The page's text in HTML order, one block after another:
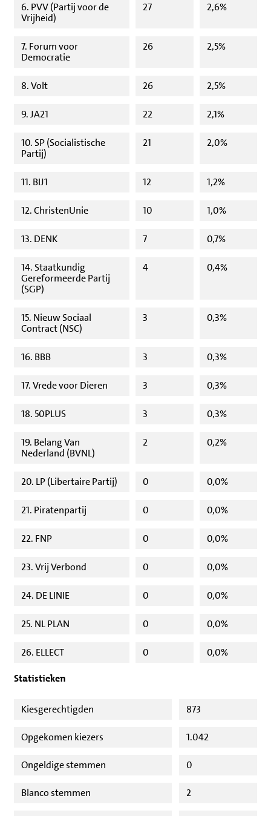
6. PVV (Partij voor de
Vrijheid)
27 2,6%
7. Forum voor
Democratie
26 2,5%
8. Volt 26 2,5%
9. JA21 22 2,1%
10. SP (Socialistische
Partij)
21 2,0%
11. BIJ1 12 1,2%
12. ChristenUnie 10 1,0%
13. DENK 7 0,7%
14. Staatkundig
Gereformeerde Partij
(SGP)
4 0,4%
15. Nieuw Sociaal
Contract (NSC)
3 0,3%
16. BBB 3 0,3%
17. Vrede voor Dieren 3 0,3%
18. 50PLUS 3 0,3%
19. Belang Van
Nederland (BVNL)
2 0,2%
20. LP (Libertaire Partij) 0 0,0%
21. Piratenpartij 0 0,0%
22. FNP 0 0,0%
23. Vrij Verbond 0 0,0%
24. DE LINIE 0 0,0%
25. NL PLAN 0 0,0%
26. ELLECT 0 0,0%
Statistieken
Kiesgerechtigden 873
Opgekomen kiezers 1.042
Ongeldige stemmen 0
Blanco stemmen 2